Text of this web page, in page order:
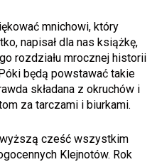
mnichowi, który
napisał dla nas książkę,
rozdziału mrocznej historii
będą powstawać takie
składana z okruchów i
za tarczami i biurkami.
cześć wszystkim
Klejnotów. Rok